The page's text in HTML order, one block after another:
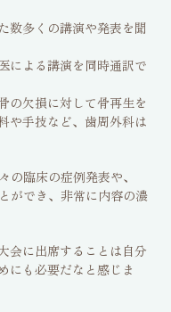
数多くの講演や発表を聞
による講演を同時通訳で
の欠損に対して骨再生を
や手技など、歯周外科は
臨床の症例発表や、
ができ、非常に内容の濃
会に出席することは自分
にも必要だなと感じま